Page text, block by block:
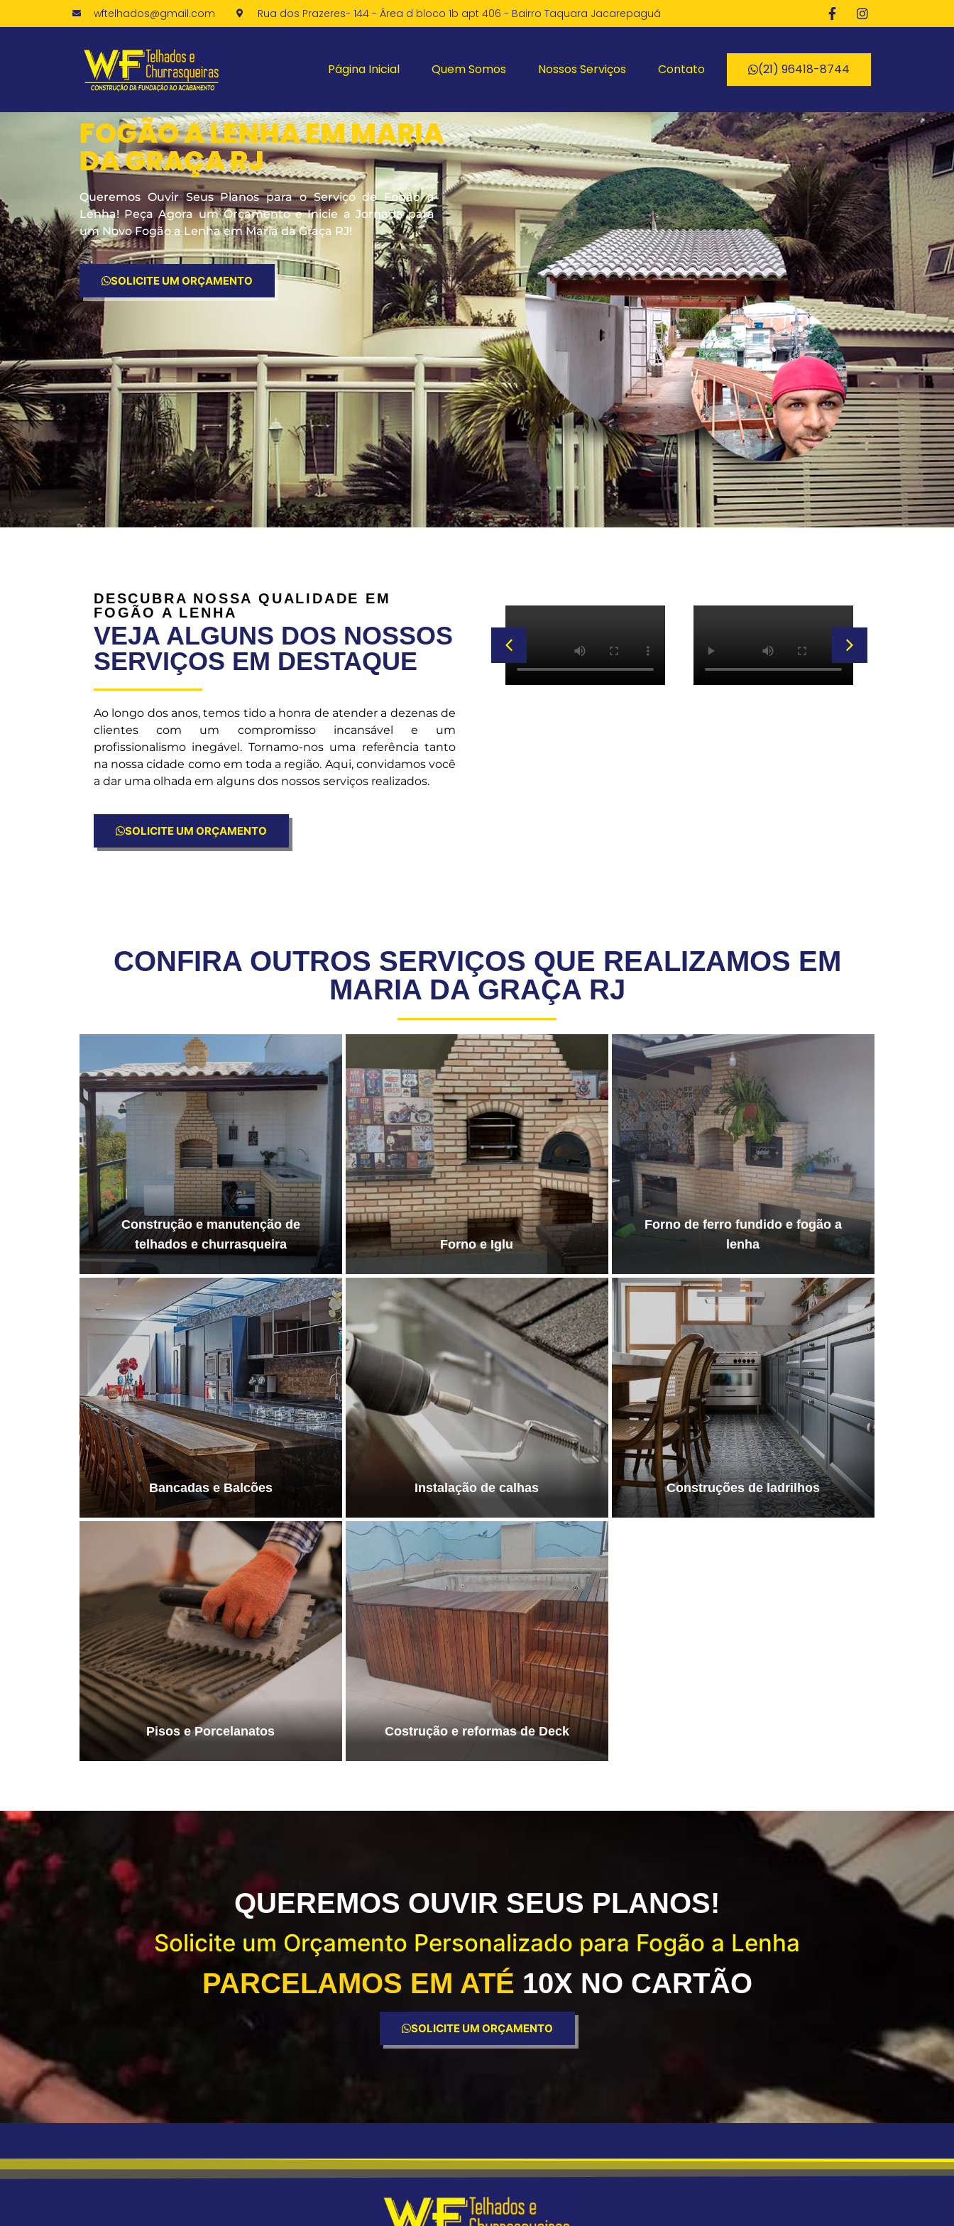
wftelhados@gmail.com Rua dos Prazeres- 144 - Área d bloco 1b apt 406 - Bairro Taquara Jacarepaguá
Página Inicial Quem Somos Nossos Serviços Contato (21) 96418-8744
FOGÃO A LENHA EM MARIA
DA GRAÇA RJ
Queremos Ouvir Seus Planos para o Serviço de Fogão a
Lenha! Peça Agora um Orçamento e Inicie a Jornada para
um Novo Fogão a Lenha em Maria da Graça RJ!
SOLICITE UM ORÇAMENTO
DESCUBRA NOSSA QUALIDADE EM
FOGÃO A LENHA
VEJA ALGUNS DOS NOSSOS
SERVIÇOS EM DESTAQUE
Ao longo dos anos, temos tido a honra de atender a dezenas de
clientes com um compromisso incansável e um
profissionalismo inegável. Tornamo-nos uma referência tanto
na nossa cidade como em toda a região. Aqui, convidamos você
a dar uma olhada em alguns dos nossos serviços realizados.
SOLICITE UM ORÇAMENTO
CONFIRA OUTROS SERVIÇOS QUE REALIZAMOS EM
MARIA DA GRAÇA RJ
Construção e manutenção de
telhados e churrasqueira
Forno e Iglu
Forno de ferro fundido e fogão a
lenha
Bancadas e Balcões Instalação de calhas Construções de ladrilhos
Pisos e Porcelanatos Costrução e reformas de Deck
QUEREMOS OUVIR SEUS PLANOS!
Solicite um Orçamento Personalizado para Fogão a Lenha
PARCELAMOS EM ATÉ 10X NO CARTÃO
SOLICITE UM ORÇAMENTO